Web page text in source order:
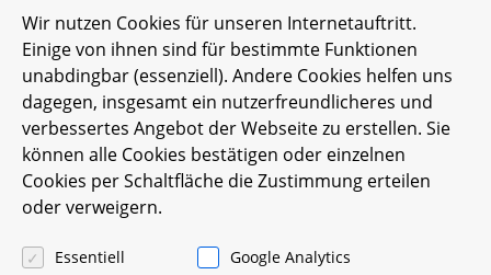
Alternativ können Sie uns auch eineE-Mail
senden oder Sie rufen uns an:
0511 999799-0
Wir nutzen Cookies für unseren Internetauftritt.
Einige von ihnen sind für bestimmte Funktionen
unabdingbar (essenziell). Andere Cookies helfen uns
dagegen, insgesamt ein nutzerfreundlicheres und
verbessertes Angebot der Webseite zu erstellen. Sie
können alle Cookies bestätigen oder einzelnen
Cookies per Schaltfläche die Zustimmung erteilen
oder verweigern.
Essentiell
Google Analytics